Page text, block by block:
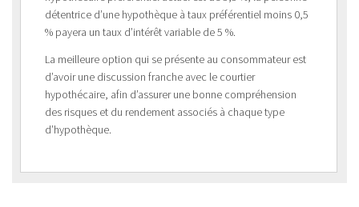
détentrice d’une hypothèque à taux préférentiel moins 0,5
% payera un taux d’intérêt variable de 5 %.
La meilleure option qui se présente au consommateur est
d’avoir une discussion franche avec le courtier
hypothécaire, afin d’assurer une bonne compréhension
des risques et du rendement associés à chaque type
d’hypothèque.